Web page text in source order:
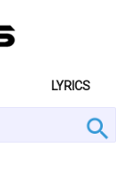
LYRICS